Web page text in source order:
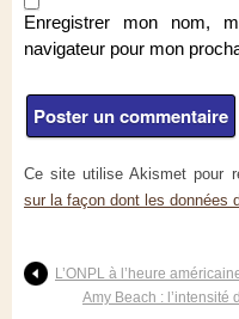
Enregistrer mon nom,
navigateur pour mon
Ce site utilise Akismet pour
sur la façon dont les données
L’ONPL à l’heure
Amy Beach : l’intensité